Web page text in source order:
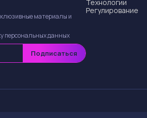
материалы и
персональных данных
Подписаться
Технологии
Регулирование